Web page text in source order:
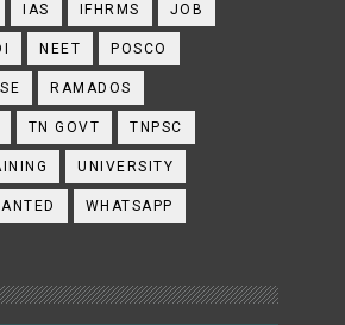
IAS IFHRMS JOB
NEET POSCO
RAMADOS
TN GOVT TNPSC
UNIVERSITY
WHATSAPP